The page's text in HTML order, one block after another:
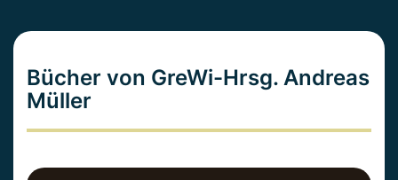
Bücher von GreWi-Hrsg. Andreas
Müller